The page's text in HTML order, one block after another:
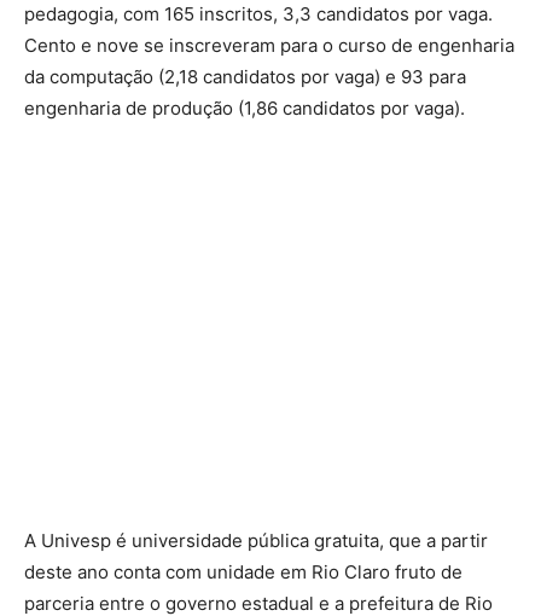
pedagogia, com 165 inscritos, 3,3 candidatos por vaga.
Cento e nove se inscreveram para o curso de engenharia
da computação (2,18 candidatos por vaga) e 93 para
engenharia de produção (1,86 candidatos por vaga).
A Univesp é universidade pública gratuita, que a partir
deste ano conta com unidade em Rio Claro fruto de
parceria entre o governo estadual e a prefeitura de Rio